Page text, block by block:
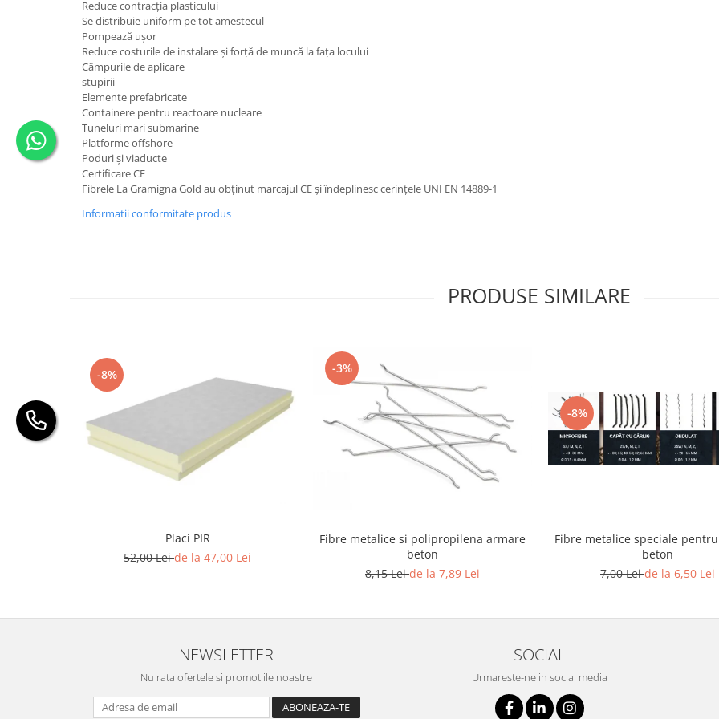
Reduce contracția plasticului
Se distribuie uniform pe tot amestecul
Pompează ușor
Reduce costurile de instalare și forță de muncă la fața locului
Câmpurile de aplicare
stupirii
Elemente prefabricate
Containere pentru reactoare nucleare
Tuneluri mari submarine
Platforme offshore
Poduri și viaducte
Certificare CE
Fibrele La Gramigna Gold au obținut marcajul CE și îndeplinesc cerințele UNI EN 14889-1
Informatii conformitate produs
PRODUSE SIMILARE
-8%
Placi PIR
52,00 Leide la 47,00 Lei
-3%
Fibre metalice si polipropilena armare
beton
8,15 Leide la 7,89 Lei
-8%
Fibre metalice speciale
beton
7,00 Leide la 6,50 Lei
NEWSLETTER
Nu rata ofertele si promotiile noastre
SOCIAL
Urmareste-ne in social media